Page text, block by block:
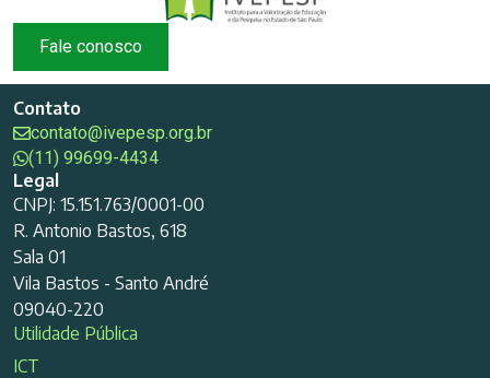
Fale conosco
Contato
contato@ivepesp.org.br
(11) 99699-4434
Legal
CNPJ: 15.151.763/0001-00
R. Antonio Bastos, 618
Sala 01
Vila Bastos - Santo André
09040-220
Utilidade Pública
ICT